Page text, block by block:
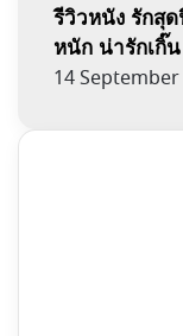
รีวิวหนัง รักสุ
หนัก น่ารักเกิ๊น
14